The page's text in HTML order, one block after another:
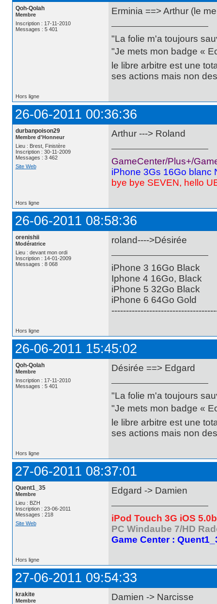
Qoh-Qolah
Membre
Inscription : 17-11-2010
Messages : 5 401
Erminia ==> Arthur (le
"La folie m'a toujours
"Je mets mon badge «
le libre arbitre est une
ses actions mais non
Hors ligne
26-06-2011 00:36:36
durbanpoison29
Membre d'Honneur
Lieu : Brest, Finistère
Inscription : 30-11-2009
Messages : 3 462
Site Web
Arthur ---> Roland
GameCenter/Plus+/
iPhone 3Gs 16Go blanc
bye bye SEVEN, hello
Hors ligne
26-06-2011 08:58:36
orenishii
Modératrice
Lieu : devant mon ordi
Inscription : 14-01-2009
Messages : 8 068
roland---->Désirée
iPhone 3 16Go Black
Iphone 4 16Go, Black
iPhone 5 32Go Black
iPhone 6 64Go Gold
Hors ligne
26-06-2011 15:45:02
Qoh-Qolah
Membre
Inscription : 17-11-2010
Messages : 5 401
Désirée ==> Edgard
"La folie m'a toujours
"Je mets mon badge «
le libre arbitre est une
ses actions mais non
Hors ligne
27-06-2011 08:37:01
Quent1_35
Membre
Lieu : BZH
Inscription : 23-06-2011
Messages : 218
Site Web
Edgard -> Damien
iPod Touch 3G iOS
PC Windaube 7/HD
Game Center :
Hors ligne
27-06-2011 09:54:33
krakite
Membre
Damien -> Narcisse